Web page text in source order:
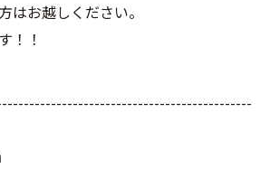
はお越しください。
！！